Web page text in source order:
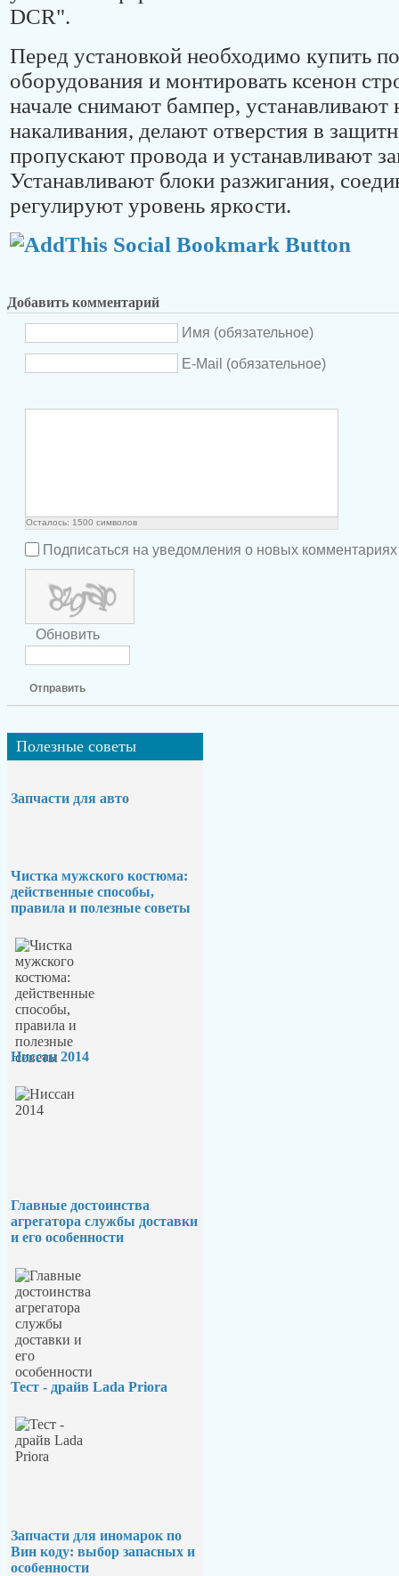
DCR".
Перед установкой необходимо купить
оборудования и монтировать ксенон
начале снимают бампер,
накаливания, делают отверстия в
пропускают провода и устанавливают
Устанавливают блоки разжигания,
регулируют уровень яркости.
Добавить комментарий
Имя (обязательное)
E-Mail (обязательное)
Осталось: 1500 символов
Подписаться на уведомления о новых комментариях
Обновить
Отправить
Полезные советы
Запчасти для авто
Чистка мужского костюма:
действенные способы,
правила и полезные советы
Ниссан 2014
Главные достоинства
агрегатора службы доставки
и его особенности
Тест - драйв Lada Priora
Запчасти для иномарок по
Вин коду: выбор запасных и
особенности